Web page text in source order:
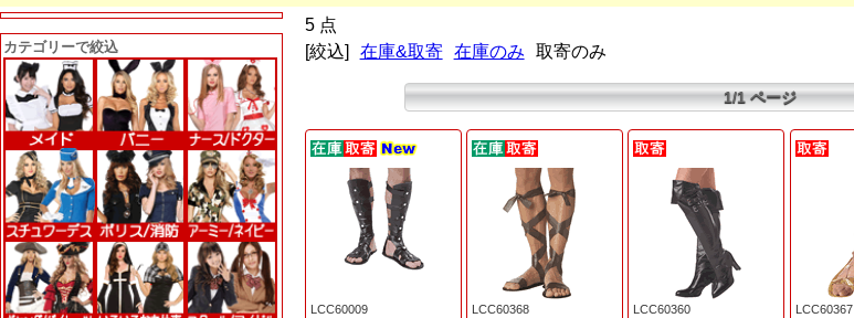
カテゴリーで絞込
5 点
[絞込]
在庫&取寄 在庫のみ 取寄のみ
1/1 ページ
LCC60009 LCC60368 LCC60360 LCC60367